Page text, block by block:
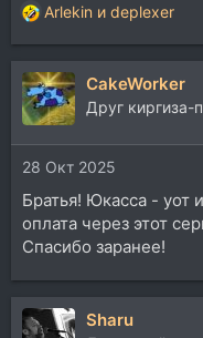
Р
е
а
к
ц
и
и
:
Arlekin и deplexer
CakeWorker
Друг киргиза-
28 Окт 2025
Братья! Юкасса - уот
оплата через этот
Спасибо заранее!
Sharu